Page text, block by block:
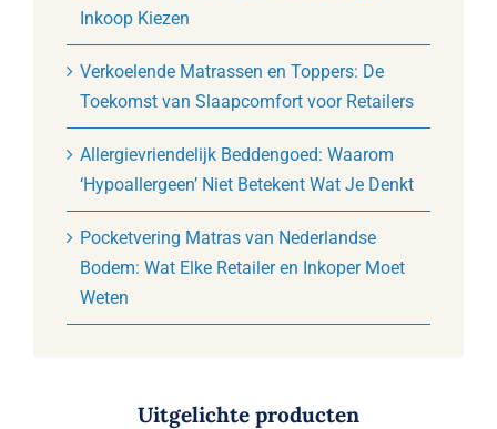
Inkoop Kiezen
Verkoelende Matrassen en Toppers: De
Toekomst van Slaapcomfort voor Retailers
Allergievriendelijk Beddengoed: Waarom
‘Hypoallergeen’ Niet Betekent Wat Je Denkt
Pocketvering Matras van Nederlandse
Bodem: Wat Elke Retailer en Inkoper Moet
Weten
Uitgelichte producten